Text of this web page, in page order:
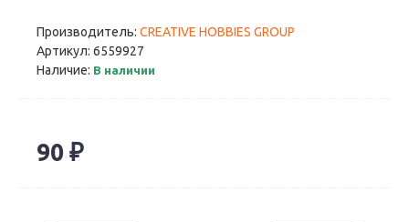
Производитель: CREATIVE HOBBIES GROUP
Артикул: 6559927
Наличие: В наличии
90 ₽